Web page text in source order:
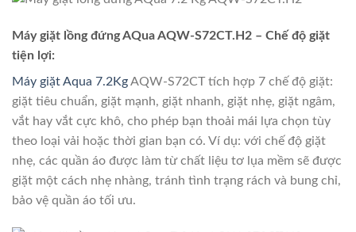
Máy giặt lồng đứng AQua AQW-S72CT.H2 – Chế độ giặt
tiện lợi:
Máy giặt Aqua 7.2KgAQW-S72CT tích hợp 7 chế độ giặt:
giặt tiêu chuẩn, giặt mạnh, giặt nhanh, giặt nhẹ, giặt ngâm,
vắt hay vắt cực khô, cho phép bạn thoải mái lựa chọn tùy
theo loại vải hoặc thời gian bạn có. Ví dụ: với chế độ giặt
nhẹ, các quần áo được làm từ chất liệu tơ lụa mềm sẽ được
giặt một cách nhẹ nhàng, tránh tình trạng rách và bung chỉ,
bảo vệ quần áo tối ưu.